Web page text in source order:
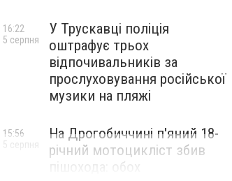
У Трускавці поліція
оштрафує трьох
відпочивальників за
прослуховування російської
музики на пляжі
16:22
5 серпня
На Дрогобиччині п'яний 18-
річний мотоцикліст збив
пішохода: обох
15:56
5 серпня